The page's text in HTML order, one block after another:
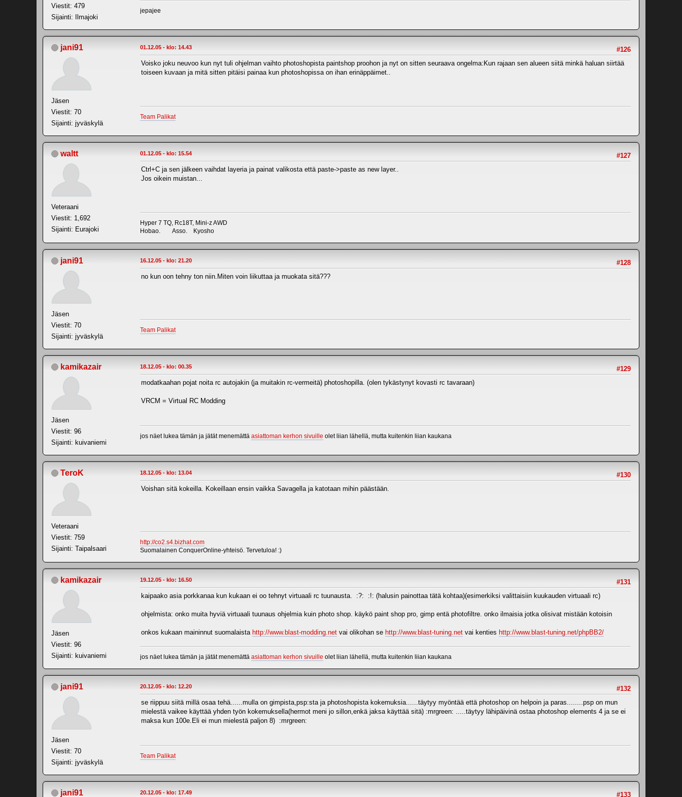
Viestit: 479
Sijainti: Ilmajoki
jepajee
jani91
Jäsen
Viestit: 70
Sijainti: jyväskylä
#126
01.12.05 - klo: 14.43
Voisko joku neuvoo kun nyt tuli ohjelman vaihto photoshopista paintshop proohon ja nyt on sitten seuraava ongelma:Kun rajaan sen alueen siitä minkä haluan siirtää
toiseen kuvaan ja mitä sitten pitäisi painaa kun photoshopissa on ihan erinäppäimet..
Team Palikat
waltt
Veteraani
Viestit: 1,692
Sijainti: Eurajoki
#127
01.12.05 - klo: 15.54
Ctrl+C ja sen jälkeen vaihdat layeria ja painat valikosta että paste->paste as new layer..
Jos oikein muistan...
Hyper 7 TQ, Rc18T, Mini-z AWD
Hobao. Asso. Kyosho
jani91
Jäsen
Viestit: 70
Sijainti: jyväskylä
#128
16.12.05 - klo: 21.20
no kun oon tehny ton niin.Miten voin liikuttaa ja muokata sitä???
Team Palikat
kamikazair
Jäsen
Viestit: 96
Sijainti: kuivaniemi
#129
18.12.05 - klo: 00.35
modatkaahan pojat noita rc autojakin (ja muitakin rc-vermeitä) photoshopilla. (olen tykästynyt kovasti rc tavaraan)
VRCM = Virtual RC Modding
jos näet lukea tämän ja jätät menemättä asiattoman kerhon sivuille olet liian lähellä, mutta kuitenkin liian kaukana
TeroK
Veteraani
Viestit: 759
Sijainti: Taipalsaari
#130
18.12.05 - klo: 13.04
Voishan sitä kokeilla. Kokeillaan ensin vaikka Savagella ja katotaan mihin päästään.
http://co2.s4.bizhat.com
Suomalainen ConquerOnline-yhteisö. Tervetuloa! :)
kamikazair
Jäsen
Viestit: 96
Sijainti: kuivaniemi
#131
19.12.05 - klo: 16.50
kaipaako asia porkkanaa kun kukaan ei oo tehnyt virtuaali rc tuunausta. :?: :!: (halusin painottaa tätä kohtaa)(esimerkiksi valittaisiin kuukauden virtuaali rc)
ohjelmista: onko muita hyviä virtuaali tuunaus ohjelmia kuin photo shop. käykö paint shop pro, gimp entä photofiltre. onko ilmaisia jotka olisivat mistään kotoisin
onkos kukaan maininnut suomalaista http://www.blast-modding.net vai olikohan se http://www.blast-tuning.net vai kenties http://www.blast-tuning.net/phpBB2/
jos näet lukea tämän ja jätät menemättä asiattoman kerhon sivuille olet liian lähellä, mutta kuitenkin liian kaukana
jani91
Jäsen
Viestit: 70
Sijainti: jyväskylä
#132
20.12.05 - klo: 12.20
se riippuu siitä millä osaa tehä......mulla on gimpista,psp:sta ja photoshopista kokemuksia......täytyy myöntää että photoshop on helpoin ja paras........psp on mun
mielestä vaikee käyttää yhden työn kokemuksella(hermot meni jo sillon,enkä jaksa käyttää sitä) :mrgreen: .....täytyy lähipäivinä ostaa photoshop elements 4 ja se ei
maksa kun 100e.Eli ei mun mielestä paljon 8) :mrgreen:
Team Palikat
jani91 #133
20.12.05 - klo: 17.49